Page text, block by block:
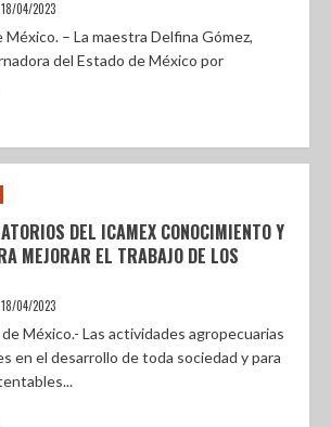
18/04/2023
México. – La maestra Delfina Gómez,
del Estado de México por
DEL ICAMEX CONOCIMIENTO Y
MEJORAR EL TRABAJO DE LOS
18/04/2023
México.- Las actividades agropecuarias
en el desarrollo de toda sociedad y para